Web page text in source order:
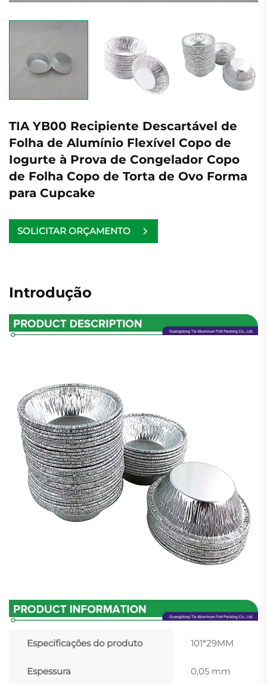
TIA YB00 Recipiente Descartável de
Folha de Alumínio Flexível Copo de
Iogurte à Prova de Congelador Copo
de Folha Copo de Torta de Ovo Forma
para Cupcake
SOLICITAR ORÇAMENTO
Introdução
Especificações do produto 101*29MM
Espessura 0,05 mm